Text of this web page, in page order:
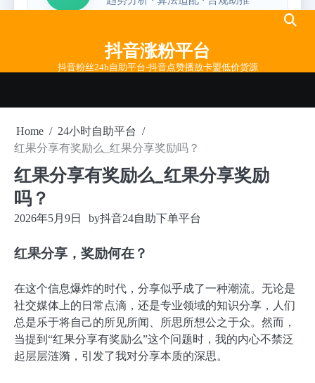
抖音涨粉平台
抖音粉丝24h自助平台-抖音点赞播放卡盟低价货源
Home
24小时自助平台
红果分享有奖励么_红果分享奖励吗？
红果分享有奖励么_红果分享奖励
吗？
2026年5月9日 by抖音24自助下单平台
红果分享，奖励何在？
在这个信息爆炸的时代，分享似乎成了一种潮流。无论是
社交媒体上的日常点滴，还是专业领域的知识分享，人们
总是乐于将自己的所见所闻、所思所想公之于众。然而，
当提到“红果分享有奖励么”这个问题时，我的内心不禁泛
起层层涟漪，引发了我对分享本质的深思。